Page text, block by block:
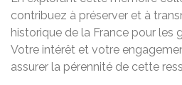
contribuez à préserver et à
historique de la France pour les
Votre intérêt et votre
assurer la pérennité de cette